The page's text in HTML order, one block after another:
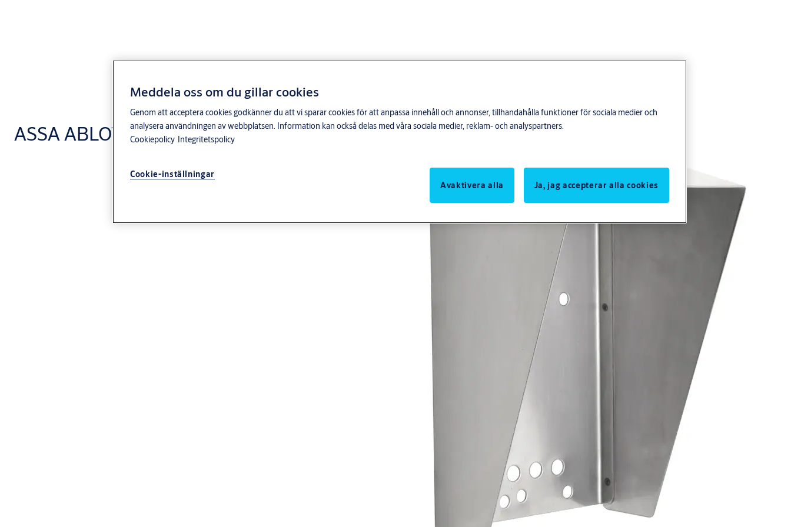
ASSA ABLOY Serie 5, 6 och 7
Meddela oss om du gillar cookies
Genom att acceptera cookies godkänner du att vi sparar cookies för att anpassa innehåll och annonser, tillhandahålla funktioner för sociala medier och
analysera användningen av webbplatsen. Information kan också delas med våra sociala medier, reklam- och analyspartners.
Cookiepolicy Integritetspolicy
Cookie-inställningar
Avaktivera alla
Ja, jag accepterar alla cookies